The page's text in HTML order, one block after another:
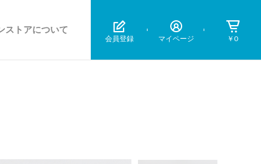
ストアについて
会員登録 マイページ ￥0